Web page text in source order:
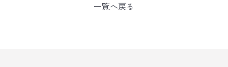
一覧へ戻る